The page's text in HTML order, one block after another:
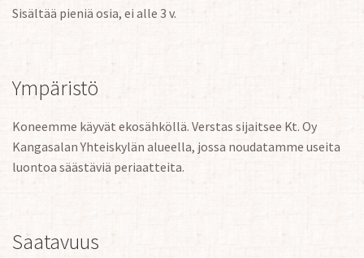
Sisältää pieniä osia, ei alle 3 v.
Ympäristö
Koneemme käyvät ekosähköllä. Verstas sijaitsee Kt. Oy
Kangasalan Yhteiskylän alueella, jossa noudatamme useita
luontoa säästäviä periaatteita.
Saatavuus